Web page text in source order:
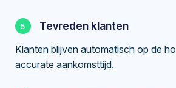
Tevreden klanten
Klanten blijven automatisch op de
accurate aankomsttijd.